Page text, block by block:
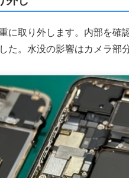
に取り外します。内部を確
た。水没の影響はカメラ部